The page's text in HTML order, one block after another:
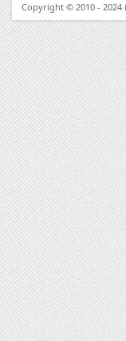
Copyright © 2010 - 2024